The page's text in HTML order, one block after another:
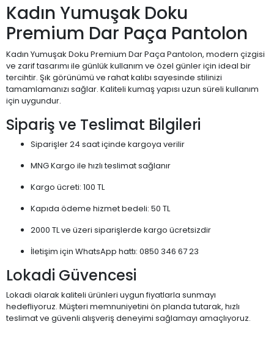
Kadın Yumuşak Doku
Premium Dar Paça Pantolon
Kadın Yumuşak Doku Premium Dar Paça Pantolon, modern çizgisi
ve zarif tasarımı ile günlük kullanım ve özel günler için ideal bir
tercihtir. Şık görünümü ve rahat kalıbı sayesinde stilinizi
tamamlamanızı sağlar. Kaliteli kumaş yapısı uzun süreli kullanım
için uygundur.
Sipariş ve Teslimat Bilgileri
Siparişler 24 saat içinde kargoya verilir
MNG Kargo ile hızlı teslimat sağlanır
Kargo ücreti: 100 TL
Kapıda ödeme hizmet bedeli: 50 TL
2000 TL ve üzeri siparişlerde kargo ücretsizdir
İletişim için WhatsApp hattı: 0850 346 67 23
Lokadi Güvencesi
Lokadi olarak kaliteli ürünleri uygun fiyatlarla sunmayı
hedefliyoruz. Müşteri memnuniyetini ön planda tutarak, hızlı
teslimat ve güvenli alışveriş deneyimi sağlamayı amaçlıyoruz.